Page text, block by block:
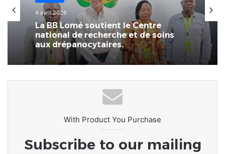
Santé
4 avril 2026
La BB Lomé soutient le Centre
national de recherche et de soins
aux drépanocytaires.
Société
14 décembre 2025
Togo | FIL20-40ANS : Sensibilisation
autour de l’AMU-TNS
With Product You Purchase
Subscribe to our mailing